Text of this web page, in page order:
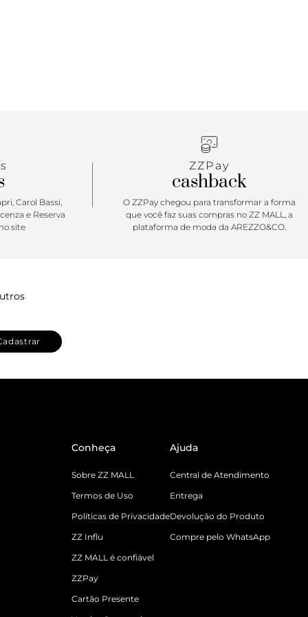
Carol Bassi,
e Reserva
site
ZZPay
cashback
O ZZPay chegou para transformar a forma
que você faz suas compras no ZZ MALL, a
plataforma de moda da AREZZO&CO.
Conheça
Sobre ZZ MALL
Termos de Uso
Políticas de Privacidade
ZZ Influ
ZZ MALL é confiável
ZZPay
Cartão Presente
Ajuda
Central de Atendimento
Entrega
Devolução do Produto
Compre pelo WhatsApp